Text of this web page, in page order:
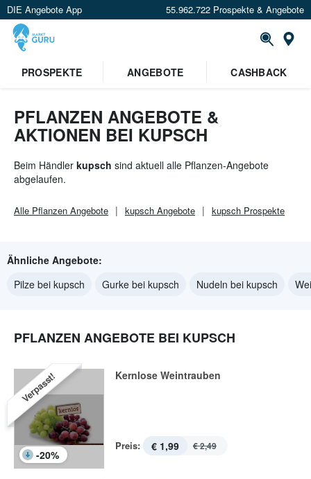
DIE Angebote App 55.962.722 Prospekte & Angebote
PROSPEKTE
ANGEBOTE CASHBACK
PFLANZEN ANGEBOTE &
AKTIONEN BEI KUPSCH
Beim Händler kupsch sind aktuell alle Pflanzen-Angebote
abgelaufen.
Alle Pflanzen Angebote kupsch Angebote kupsch Prospekte
Ähnliche Angebote:
Pilze bei kupsch
Gurke bei kupsch Nudeln bei kupsch
PFLANZEN ANGEBOTE BEI KUPSCH
Verpasst!
-20%
Kernlose Weintrauben
Preis: € 1,99 € 2,49